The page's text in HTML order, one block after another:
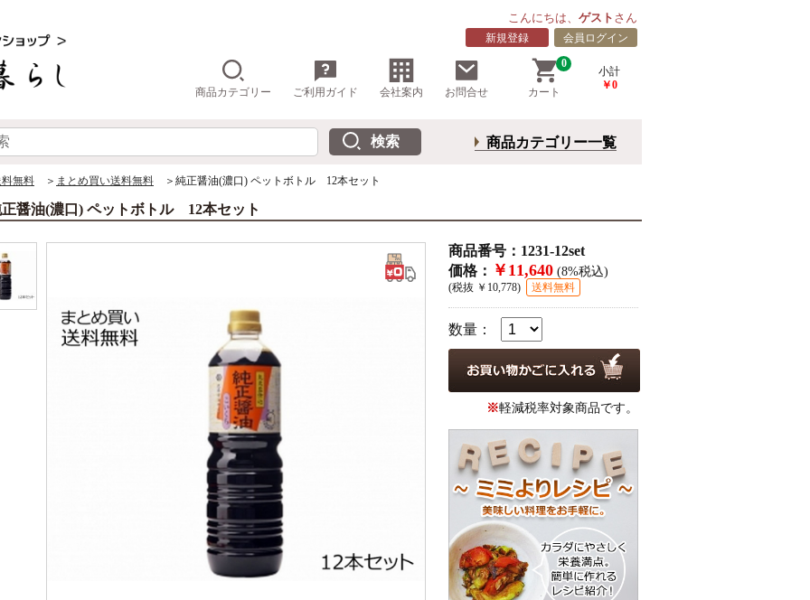
こんにちは、 ゲスト さん
新規登録
会員ログイン
商品カテゴリー ご利用ガイド 会社案内 お問合せ
0
カート
小計
￥0
商品カテゴリー一覧
無料 ＞ まとめ買い送料無料 ＞純正醤油(濃口) ペットボトル 12本セット
醤油(濃口) ペットボトル 12本セット
商品番号：1231-12set
価格： ￥11,640 (8%税込)
(税抜 ￥10,778) 送料無料
数量：
※軽減税率対象商品です。